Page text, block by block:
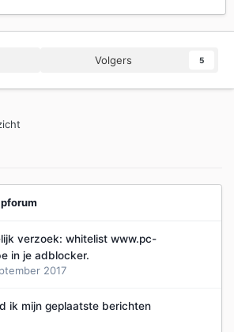
Volgers 5
verzoek: whitelist www.pc-
in je adblocker.
2017
ik mijn geplaatste berichten